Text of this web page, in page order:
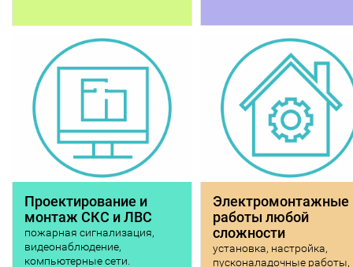
Проектирование и
монтаж СКС и ЛВС
пожарная сигнализация,
видеонаблюдение,
компьютерные сети.
Электромонтажные
работы любой
сложности
установка, настройка,
пусконаладочные работы,